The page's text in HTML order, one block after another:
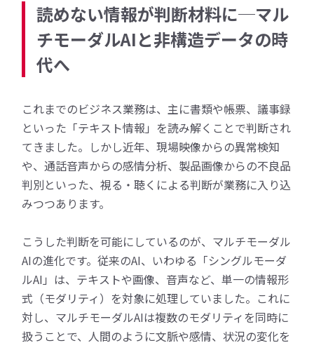
読めない情報が判断材料に─マル
チモーダルAIと非構造データの時
代へ
これまでのビジネス業務は、主に書類や帳票、議事録
といった「テキスト情報」を読み解くことで判断され
てきました。しかし近年、現場映像からの異常検知
や、通話音声からの感情分析、製品画像からの不良品
判別といった、視る・聴くによる判断が業務に入り込
みつつあります。
こうした判断を可能にしているのが、マルチモーダル
AIの進化です。従来のAI、いわゆる「シングルモーダ
ルAI」は、テキストや画像、音声など、単一の情報形
式（モダリティ）を対象に処理していました。これに
対し、マルチモーダルAIは複数のモダリティを同時に
扱うことで、人間のように文脈や感情、状況の変化を